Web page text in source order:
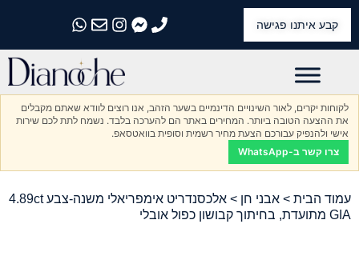
קבע איתנו פגישה
התקשרו אלינו
התקשרו אלינו
התקשרו אלינו
התקשרו אלינו
התקשרו אלינו
לקוחות יקרים, לאור השינויים הדינמיים בשער הזהב, אנו רוצים לוודא שאתם מקבלים
את ההצעה הטובה ביותר. המחירים באתר הם להערכה בלבד. נשמח לתת לכם שירות
אישי ולהנפיק עבורכם הצעת מחיר רשמית וסופית בוואטסאפ.
צרו קשר ב-WhatsApp
עמוד הבית > אבני חן
> אלכסנדריט אימפריאלי משנה-צבע 4.89ct
GIA מתועדת, בחיתוך קבושון כפול אובלי